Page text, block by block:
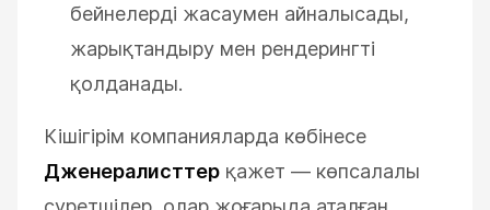
бейнелерді жасаумен айналысады,
жарықтандыру мен рендерингті
қолданады.
Кішігірім компанияларда көбінесе
Дженералисттер қажет — көпсалалы